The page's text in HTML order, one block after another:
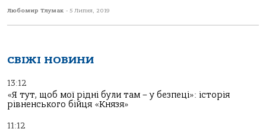
Любомир Тлумак - 5 Липня, 2019
СВІЖІ НОВИНИ
13:12
«Я тут, щоб мої рідні були там – у безпеці»: історія
рівненського бійця «Князя»
11:12